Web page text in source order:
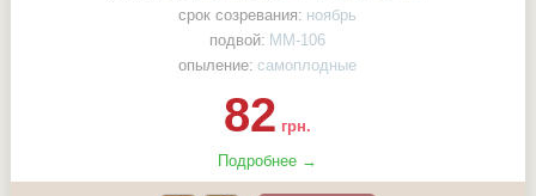
срок созревания: ноябрь
подвой: ММ-106
опыление: самоплодные
82 грн.
Подробнее →